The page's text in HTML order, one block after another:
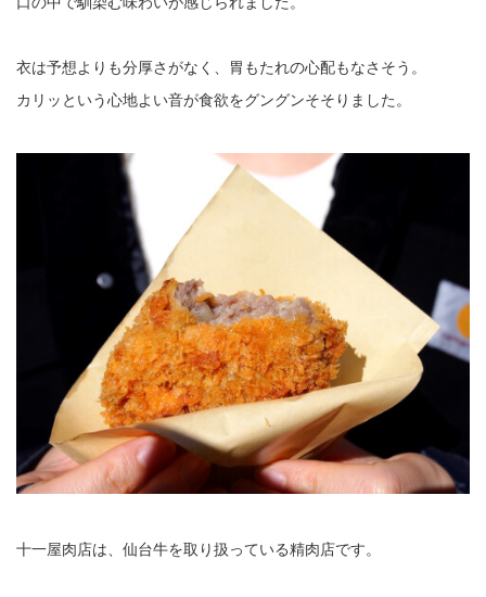
衣は予想よりも分厚さがなく、胃もたれの心配もなさそう。
カリッという心地よい音が食欲をグングンそそりました。
十一屋肉店は、仙台牛を取り扱っている精肉店です。